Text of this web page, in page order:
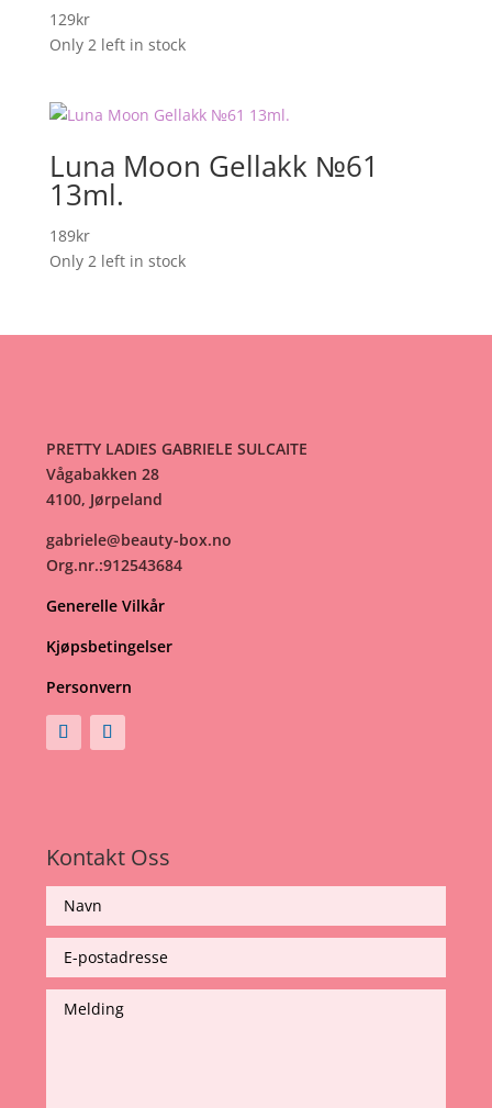
129kr
Only 2 left in stock
Luna Moon Gellakk №61
13ml.
189kr
Only 2 left in stock
PRETTY LADIES GABRIELE SULCAITE
Vågabakken 28
4100, Jørpeland
gabriele@beauty-box.no
Org.nr.:912543684
Generelle Vilkår
Kjøpsbetingelser
Personvern
Kontakt Oss